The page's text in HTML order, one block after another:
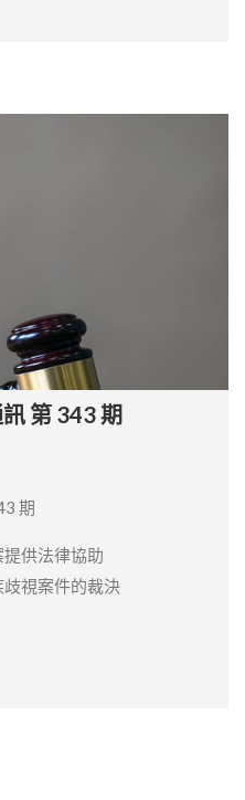
第 343 期
期
供法律協助
視案件的裁決